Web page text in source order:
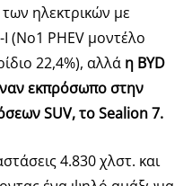
ηλεκτρικών με
I (Νο1 PHEV μοντέλο
22,4%), αλλά η BYD
εκπρόσωπο στην
SUV, το Sealion 7.
4.830 χλστ. και